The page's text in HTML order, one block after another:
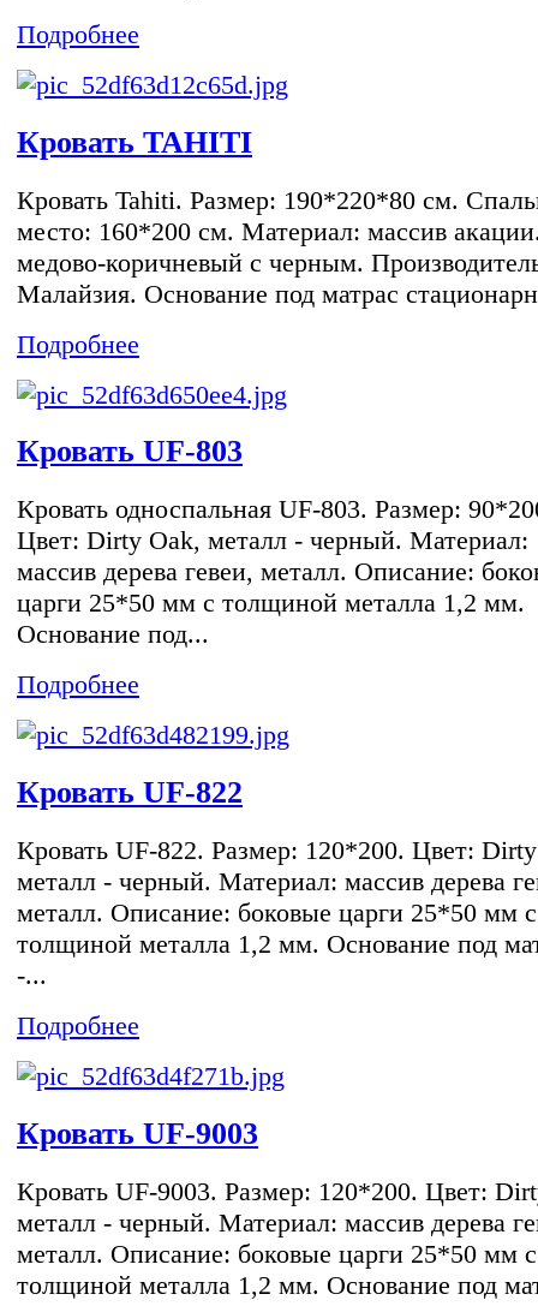
Подробнее
Кровать TAHITI
Кровать Tahiti. Размер: 190*220*80 см.
место: 160*200 см. Материал: массив
медово-коричневый с черным.
Малайзия. Основание под матрас
Подробнее
Кровать UF-803
Кровать односпальная UF-803. Размер:
Цвет: Dirty Oak, металл - черный. Материал:
массив дерева гевеи, металл. Описание:
царги 25*50 мм с толщиной металла 1,2 мм.
Основание под...
Подробнее
Кровать UF-822
Кровать UF-822. Размер: 120*200. Цвет:
металл - черный. Материал: массив дерева
металл. Описание: боковые царги 25*50 мм с
толщиной металла 1,2 мм. Основание под
-...
Подробнее
Кровать UF-9003
Кровать UF-9003. Размер: 120*200. Цвет:
металл - черный. Материал: массив дерева
металл. Описание: боковые царги 25*50 мм с
толщиной металла 1,2 мм. Основание под